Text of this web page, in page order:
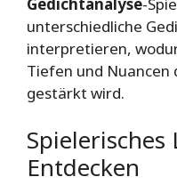
unterschiedliche
interpretieren,
Tiefen und Nuancen
gestärkt wird.
Spielerisches
Entdecken